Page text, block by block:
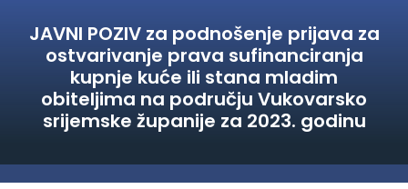
JAVNI POZIV za podnošenje prijava za
ostvarivanje prava sufinanciranja
kupnje kuće ili stana mladim
obiteljima na području Vukovarsko
srijemske županije za 2023. godinu